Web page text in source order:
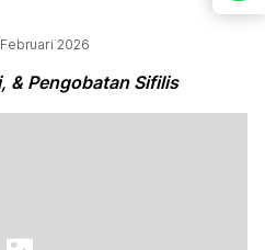
Februari 2026
& Pengobatan Sifilis